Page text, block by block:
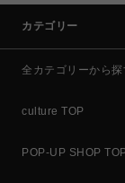
カテゴリー
全カテゴリーから探
culture TOP
POP-UP SHOP